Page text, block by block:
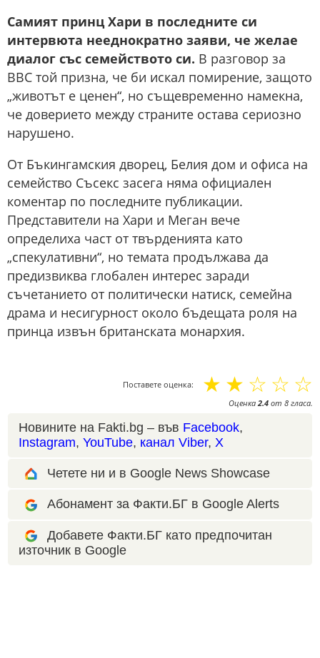
Самият принц Хари в последните си
интервюта нееднократно заяви, че желае
диалог със семейството си. В разговор за
BBC той призна, че би искал помирение, защото
„животът е ценен“, но същевременно намекна,
че доверието между страните остава сериозно
нарушено.
От Бъкингамския дворец, Белия дом и офиса на
семейство Съсекс засега няма официален
коментар по последните публикации.
Представители на Хари и Меган вече
определиха част от твърденията като
„спекулативни“, но темата продължава да
предизвиква глобален интерес заради
съчетанието от политически натиск, семейна
драма и несигурност около бъдещата роля на
принца извън британската монархия.
Поставете оценка: ☆
☆
☆
☆
☆
Оценка2.4 от 8 гласа.
Новините на Fakti.bg – във Facebook,
Instagram, YouTube, канал Viber, X
Четете ни и в Google News Showcase
Абонамент за Факти.БГ в Google Alerts
Добавете Факти.БГ като предпочитан
източник в Google